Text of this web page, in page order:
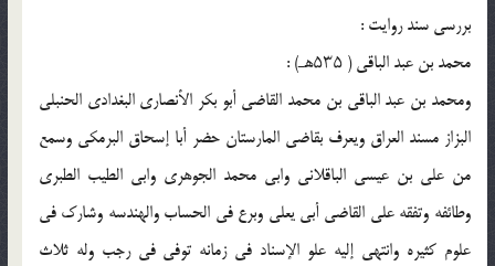
بررسی سند روایت :
محمد بن عبد الباقی ( ۵۳۵هـ) :
ومحمد بن عبد الباقی بن محمد القاضی أبو بکر الأنصاری البغدادی الحنبلی
البزاز مسند العراق ویعرف بقاضی المارستان حضر أبا إسحاق البرمکى وسمع
من علی بن عیسى الباقلانی وابی محمد الجوهری وابی الطیب الطبرى
وطائفه وتفقه على القاضی أبی یعلى وبرع فی الحساب والهندسه وشارک فی
علوم کثیره وانتهى إلیه علو الإسناد فی زمانه توفى فی رجب وله ثلاث